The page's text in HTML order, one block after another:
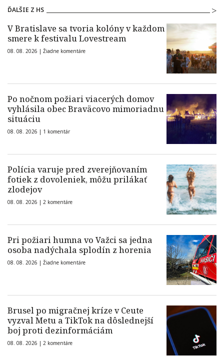
ĎALŠIE Z HS
V Bratislave sa tvoria kolóny v každom
smere k festivalu Lovestream
08. 08. 2026 | Žiadne komentáre
Po nočnom požiari viacerých domov
vyhlásila obec Braväcovo mimoriadnu
situáciu
08. 08. 2026 | 1 komentár
Polícia varuje pred zverejňovaním
fotiek z dovoleniek, môžu prilákať
zlodejov
08. 08. 2026 | 2 komentáre
Pri požiari humna vo Važci sa jedna
osoba nadýchala splodín z horenia
08. 08. 2026 | Žiadne komentáre
Brusel po migračnej kríze v Ceute
vyzval Metu a TikTok na dôslednejší
boj proti dezinformáciám
08. 08. 2026 | 2 komentáre